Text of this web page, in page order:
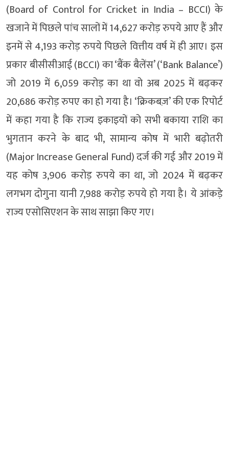
(Board of Control for Cricket in India – BCCI) के
खजाने में पिछले पांच सालों में 14,627 करोड़ रुपये आए हैं और
इनमें से 4,193 करोड़ रुपये पिछले वित्तीय वर्ष में ही आए। इस
प्रकार बीसीसीआई (BCCI) का ‘बैंक बैलेंस’ (‘Bank Balance’)
जो 2019 में 6,059 करोड़ का था वो अब 2025 में बढ़कर
20,686 करोड़ रुपए का हो गया है। ‘क्रिकबज़’ की एक रिपोर्ट
में कहा गया है कि राज्य इकाइयों को सभी बकाया राशि का
भुगतान करने के बाद भी, सामान्य कोष में भारी बढ़ोतरी
(Major Increase General Fund) दर्ज की गई और 2019 में
यह कोष 3,906 करोड़ रुपये का था, जो 2024 में बढ़कर
लगभग दोगुना यानी 7,988 करोड़ रुपये हो गया है। ये आंकड़े
राज्य एसोसिएशन के साथ साझा किए गए।